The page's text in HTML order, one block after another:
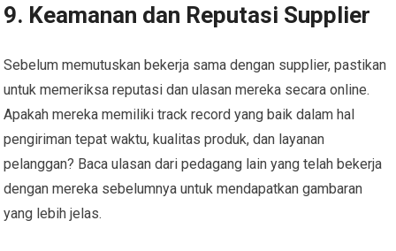
9. Keamanan dan Reputasi Supplier
Sebelum memutuskan bekerja sama dengan supplier, pastikan
untuk memeriksa reputasi dan ulasan mereka secara online.
Apakah mereka memiliki track record yang baik dalam hal
pengiriman tepat waktu, kualitas produk, dan layanan
pelanggan? Baca ulasan dari pedagang lain yang telah bekerja
dengan mereka sebelumnya untuk mendapatkan gambaran
yang lebih jelas.